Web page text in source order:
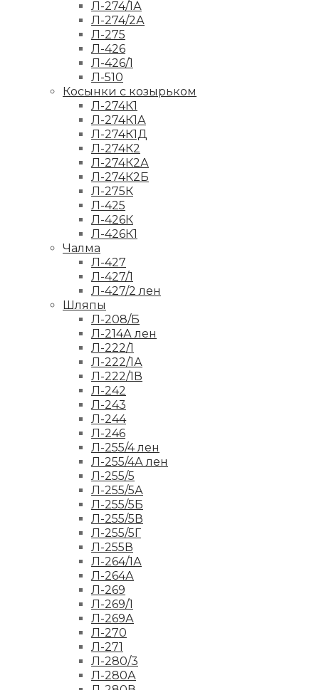
Л-274/1А
Л-274/2А
Л-275
Л-426
Л-426/1
Л-510
Косынки с козырьком
Л-274К1
Л-274К1А
Л-274К1Д
Л-274К2
Л-274К2А
Л-274К2Б
Л-275К
Л-425
Л-426К
Л-426К1
Чалма
Л-427
Л-427/1
Л-427/2 лен
Шляпы
Л-208/Б
Л-214А лен
Л-222/1
Л-222/1А
Л-222/1В
Л-242
Л-243
Л-244
Л-246
Л-255/4 лен
Л-255/4А лен
Л-255/5
Л-255/5А
Л-255/5Б
Л-255/5В
Л-255/5Г
Л-255В
Л-264/1А
Л-264А
Л-269
Л-269/1
Л-269А
Л-270
Л-271
Л-280/3
Л-280А